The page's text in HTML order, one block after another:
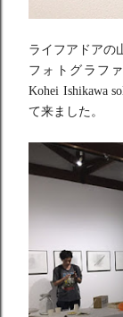
ライフアドアの
フォトグラフ
Kohei Ishikawa
て来ました。